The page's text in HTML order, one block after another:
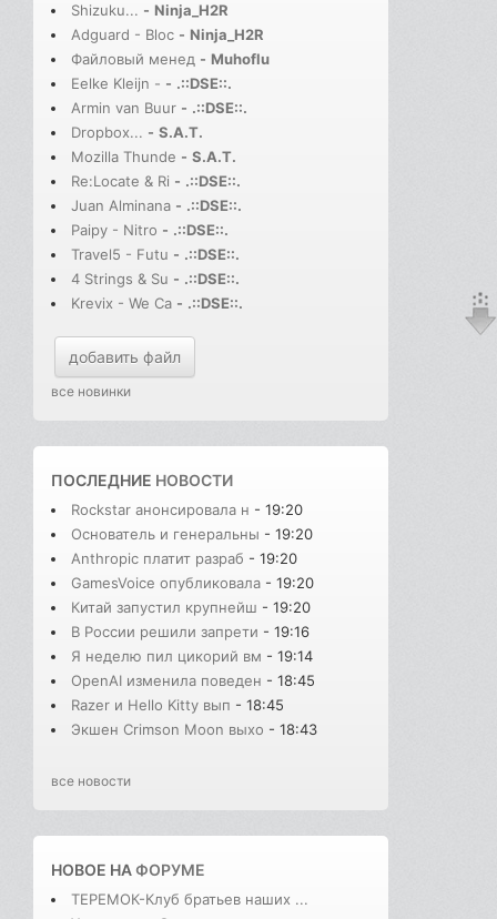
Shizuku... - Ninja_H2R
Adguard - Bloc - Ninja_H2R
Файловый менед - Muhoflu
Eelke Kleijn - - .::DSE::.
Armin van Buur - .::DSE::.
Dropbox... - S.A.T.
Mozilla Thunde - S.A.T.
Re:Locate & Ri - .::DSE::.
Juan Alminana - .::DSE::.
Paipy - Nitro - .::DSE::.
Travel5 - Futu - .::DSE::.
4 Strings & Su - .::DSE::.
Krevix - We Ca - .::DSE::.
добавить файл
все новинки
ПОСЛЕДНИЕ НОВОСТИ
Rockstar анонсировала н - 19:20
Основатель и генеральны - 19:20
Anthropic платит разраб - 19:20
GamesVoice опубликовала - 19:20
Китай запустил крупнейш - 19:20
В России решили запрети - 19:16
Я неделю пил цикорий вм - 19:14
OpenAI изменила поведен - 18:45
Razer и Hello Kitty вып - 18:45
Экшен Crimson Moon выхо - 18:43
все новости
НОВОЕ НАФОРУМЕ
ТЕРЕМОК-Клуб братьев наших ...